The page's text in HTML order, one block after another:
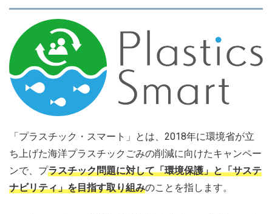
「プラスチック・スマート」とは、2018年に環境省が立
ち上げた海洋プラスチックごみの削減に向けたキャンペー
ンで、プラスチック問題に対して「環境保護」と「サステ
ナビリティ」を目指す取り組みのことを指します。